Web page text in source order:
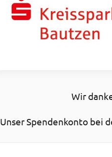
Wir
Unser Spendenkonto bei